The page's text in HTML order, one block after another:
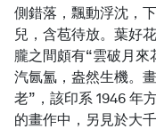
側錯落，飄動浮沈，
兒，含苞待放。葉好
朧之間頗有“雲破月
汽氤氳，盎然生機。
老”，該印系 1946 年
的畫作中，另見於大